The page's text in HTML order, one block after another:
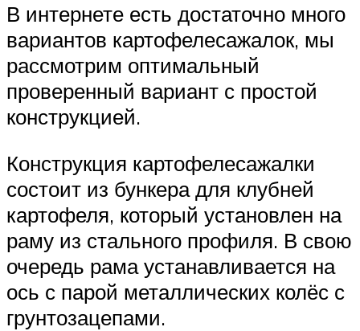
В интернете есть достаточно много
вариантов картофелесажалок, мы
рассмотрим оптимальный
проверенный вариант с простой
конструкцией.
Конструкция картофелесажалки
состоит из бункера для клубней
картофеля, который установлен на
раму из стального профиля. В свою
очередь рама устанавливается на
ось с парой металлических колёс с
грунтозацепами.